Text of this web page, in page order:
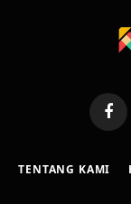
TENTANG KAMI